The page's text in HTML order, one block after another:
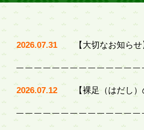
2026.07.31 【大切なお知ら
2026.07.12 【裸足（はだし